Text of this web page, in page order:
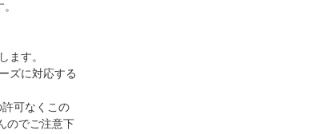
ます。
ズに対応する
可なくこの
のでご注意下